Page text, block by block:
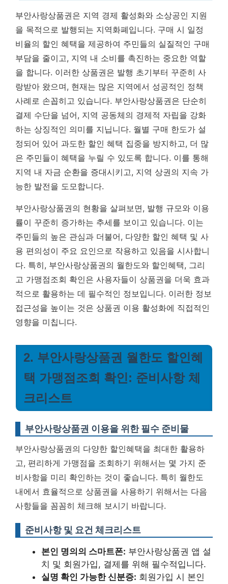
부안사랑상품권은 지역 경제 활성화와 소상공인 지원
을 목적으로 발행되는 지역화폐입니다. 구매 시 일정
비율의 할인 혜택을 제공하여 주민들의 실질적인 구매
부담을 줄이고, 지역 내 소비를 촉진하는 중요한 역할
을 합니다. 이러한 상품권은 발행 초기부터 꾸준히 사
랑받아 왔으며, 현재는 많은 지역에서 성공적인 정책
사례로 손꼽히고 있습니다. 부안사랑상품권은 단순히
결제 수단을 넘어, 지역 공동체의 경제적 자립을 강화
하는 상징적인 의미를 지닙니다. 월별 구매 한도가 설
정되어 있어 과도한 할인 혜택 집중을 방지하고, 더 많
은 주민들이 혜택을 누릴 수 있도록 합니다. 이를 통해
지역 내 자금 순환을 증대시키고, 지역 상권의 지속 가
능한 발전을 도모합니다.
부안사랑상품권의 현황을 살펴보면, 발행 규모와 이용
률이 꾸준히 증가하는 추세를 보이고 있습니다. 이는
주민들의 높은 관심과 더불어, 다양한 할인 혜택 및 사
용 편의성이 주요 요인으로 작용하고 있음을 시사합니
다. 특히, 부안사랑상품권의 월한도와 할인혜택, 그리
고 가맹점조회 확인은 사용자들이 상품권을 더욱 효과
적으로 활용하는 데 필수적인 정보입니다. 이러한 정보
접근성을 높이는 것은 상품권 이용 활성화에 직접적인
영향을 미칩니다.
2. 부안사랑상품권 월한도 할인혜
택 가맹점조회 확인: 준비사항 체
크리스트
부안사랑상품권 이용을 위한 필수 준비물
부안사랑상품권의 다양한 할인혜택을 최대한 활용하
고, 편리하게 가맹점을 조회하기 위해서는 몇 가지 준
비사항을 미리 확인하는 것이 좋습니다. 특히 월한도
내에서 효율적으로 상품권을 사용하기 위해서는 다음
사항들을 꼼꼼히 체크해 보시기 바랍니다.
준비사항 및 요건 체크리스트
본인 명의의 스마트폰: 부안사랑상품권 앱 설
치 및 회원가입, 결제를 위해 필수적입니다.
실명 확인 가능한 신분증: 회원가입 시 본인